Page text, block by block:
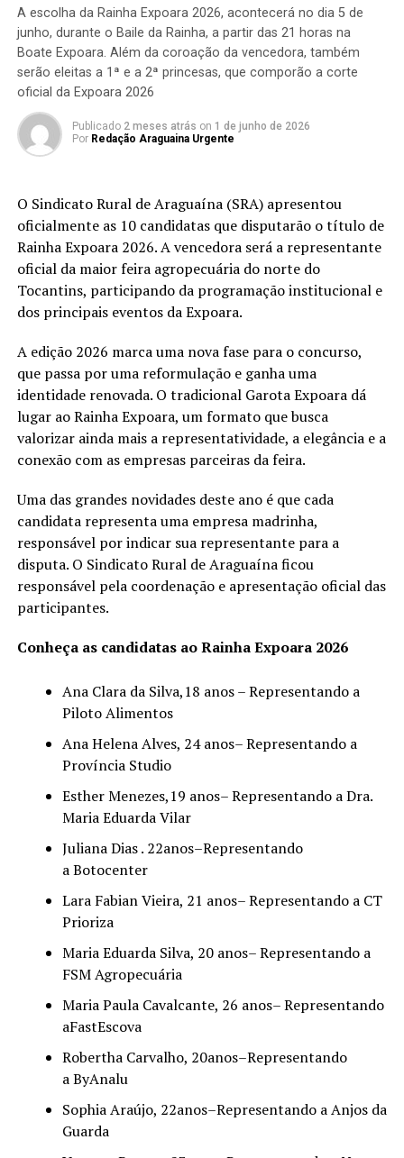
A escolha da Rainha Expoara 2026, acontecerá no dia 5 de
junho, durante o Baile da Rainha, a partir das 21 horas na
Boate Expoara. Além da coroação da vencedora, também
serão eleitas a 1ª e a 2ª princesas, que comporão a corte
oficial da Expoara 2026
Publicado 2 meses atrás on 1 de junho de 2026
Por Redação Araguaina Urgente
O Sindicato Rural de Araguaína (SRA) apresentou
oficialmente as 10 candidatas que disputarão o título de
Rainha Expoara 2026. A vencedora será a representante
oficial da maior feira agropecuária do norte do
Tocantins, participando da programação institucional e
dos principais eventos da Expoara.
A edição 2026 marca uma nova fase para o concurso,
que passa por uma reformulação e ganha uma
identidade renovada. O tradicional Garota Expoara dá
lugar ao Rainha Expoara, um formato que busca
valorizar ainda mais a representatividade, a elegância e a
conexão com as empresas parceiras da feira.
Uma das grandes novidades deste ano é que cada
candidata representa uma empresa madrinha,
responsável por indicar sua representante para a
disputa. O Sindicato Rural de Araguaína ficou
responsável pela coordenação e apresentação oficial das
participantes.
Conheça as candidatas ao Rainha Expoara 2026
Ana Clara da Silva,18 anos – Representando a
Piloto Alimentos
Ana Helena Alves, 24 anos– Representando a
Província Studio
Esther Menezes,19 anos– Representando a Dra.
Maria Eduarda Vilar
Juliana Dias . 22anos–Representando
a Botocenter
Lara Fabian Vieira, 21 anos– Representando a CT
Prioriza
Maria Eduarda Silva, 20 anos– Representando a
FSM Agropecuária
Maria Paula Cavalcante, 26 anos– Representando
aFastEscova
Robertha Carvalho, 20anos–Representando
a ByAnalu
Sophia Araújo, 22anos–Representando a Anjos da
Guarda